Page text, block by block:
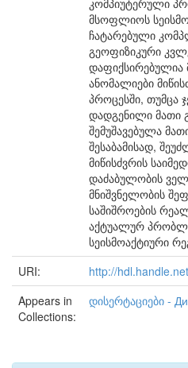
კომპიუტერული
მსოფლიოს
ჩატარებული
გეოფიზიკური
დაფიქსირებულია
ანომალიები
პროცესში, თუმცა
დადგენილი მათი
შემუშავებულა
შესაბამისად,
მიწისძვრის
დაძაბულობის
მნიშვნელობის
საშიშროების
აქტუალურ
სეისმოაქტიური
URI:
http://
Appears in
Collections:
დისერტაციები -